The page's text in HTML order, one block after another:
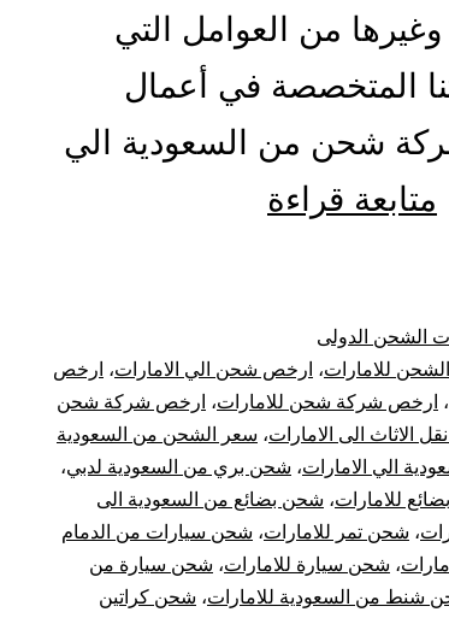
وغيرها من العوامل التي
المتخصصة في أعمال
شحن من السعودية الي
متابعة قراءة
السعودية
الي
الامارات
|
أفضل
الشحن الدولى
للامارات، ارخص شحن الي الامارات، ارخص
، ارخص شركة شحن للامارات، ارخص شركة شحن
الاثاث الى الامارات، سعر الشحن من السعودية
الي الامارات، شحن بري من السعودية لدبي،
للامارات، شحن بضائع من السعودية الى
، شحن تمر للامارات، شحن سيارات من الدمام
، شحن سيارة للامارات، شحن سيارة من
شنط من السعودية للامارات، شحن كراتين